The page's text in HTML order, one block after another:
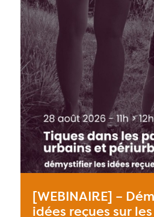
[WEBINAIRE] –
idées reçues sur